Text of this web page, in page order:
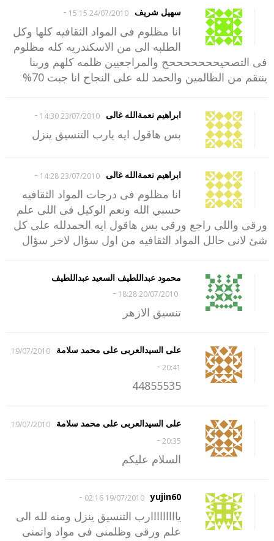
سهيل شريف 24/07/2010 15:15
-
انا مظلوم فى المواد الثقافيه كلها وكل
الطلبه الى من الاسكندريه كله مظلوم
فى التصحيحححححححح والمراجعيين ظلمه كلهم وربنا
ينتقم من الظالمين والحمد لله على النجاح انا جبت 70%
ابراهيم نعمةالله غالى 23/07/2010 14:30
-
بس هاقول ايه يارب التنسيق ينزل
ابراهيم نعمةالله غالى 23/07/2010 14:28
-
انا مظلوم فى درجات المواد الثقافيه
حسبي الله ونعم الوكيل فى اللى علم
ورقى واللى راجع ورقى بس هاقول ايه الحمدلله على كل
شئ لانى حالل المواد الثقافيه من اول سؤال لاخر سؤال
محمود عبداللطيف السعيد عبداللطيف
20/07/2010 18:28
-
تنسيق الازهر
على السيدالعربى على محمد سلامة
19/07/2010
20:41
-
44855535
على السيدالعربى على محمد سلامة
19/07/2010
20:35
-
السلام عليكم
yujin60
19/07/2010 02:16
-
يااااااااارب التنسيق ينزل ومنه لله الى
علم ورقى وظلمنى فى مواد واتمنى